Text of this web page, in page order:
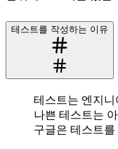
테스트를 작성하는 이유
테스트는 엔지
나쁜 테스트는
구글은 테스트